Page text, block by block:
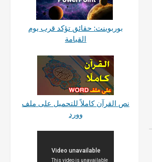
بوربوينت: حقائق تؤكد قرب يوم
القيامة
نص القرآن كاملاً للتحميل على ملف
وورد